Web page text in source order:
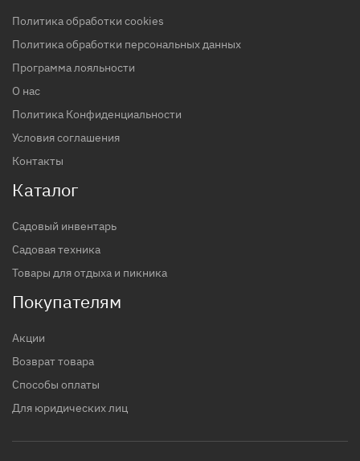
Политика обработки cookies
Политика обработки персональных данных
Программа лояльности
О нас
Политика Конфиденциальности
Условия соглашения
Контакты
Каталог
Садовый инвентарь
Садовая техника
Товары для отдыха и пикника
Покупателям
Акции
Возврат товара
Способы оплаты
Для юридических лиц